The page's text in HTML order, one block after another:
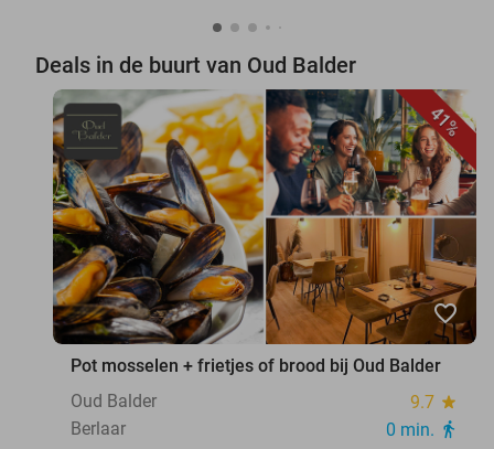
Deals in de buurt van Oud Balder
41%
favorite_border
Pot mosselen + frietjes of brood bij Oud Balder
Oud Balder
9.7 star
Berlaar 0 min. directions_walk